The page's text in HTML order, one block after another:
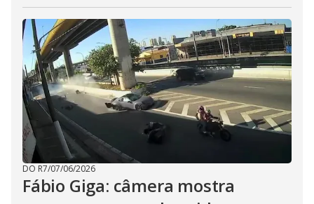
DO R7/07/06/2026
Fábio Giga: câmera mostra